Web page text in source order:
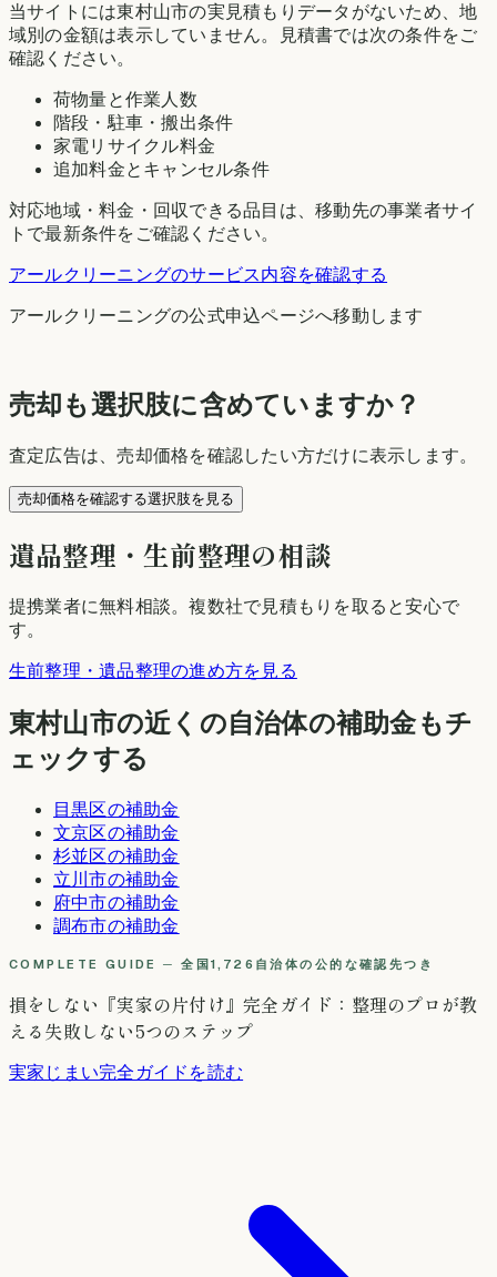
当サイトには東村山市の実見積もりデータがないため、地
域別の金額は表示していません。見積書では次の条件をご
確認ください。
荷物量と作業人数
階段・駐車・搬出条件
家電リサイクル料金
追加料金とキャンセル条件
対応地域・料金・回収できる品目は、移動先の事業者サイ
トで最新条件をご確認ください。
アールクリーニングのサービス内容を確認する
アールクリーニングの公式申込ページへ移動します
売却も選択肢に含めていますか？
査定広告は、売却価格を確認したい方だけに表示します。
売却価格を確認する選択肢を見る
遺品整理・生前整理の相談
提携業者に無料相談。複数社で見積もりを取ると安心で
す。
生前整理・遺品整理の進め方を見る
東村山市の近くの自治体の補助金もチ
ェックする
目黒区の補助金
文京区の補助金
杉並区の補助金
立川市の補助金
府中市の補助金
調布市の補助金
COMPLETE GUIDE ─ 全国1,726自治体の公的な確認先つき
損をしない『実家の片付け』完全ガイド：整理のプロが教
える失敗しない5つのステップ
実家じまい完全ガイドを読む